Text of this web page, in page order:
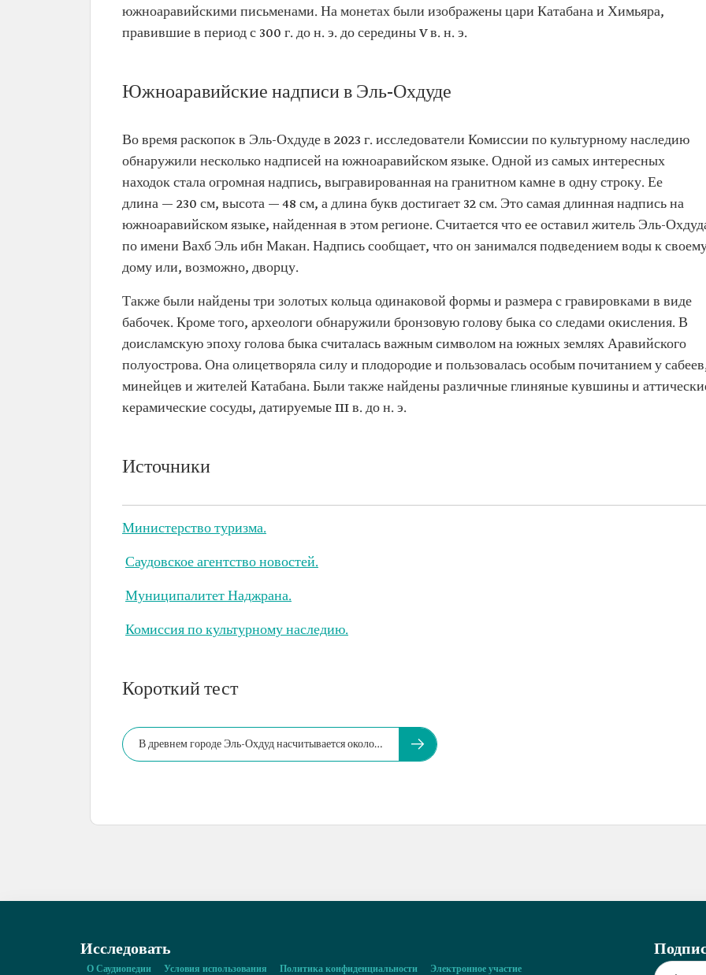
южноаравийскими письменами. На монетах были изображены цари Катабана и Химьяра,
правившие в период с 300 г. до н. э. до середины V в. н. э.
Южноаравийские надписи в Эль-Охдуде
Во время раскопок в Эль-Охдуде в 2023 г. исследователи Комиссии по культурному наследию
обнаружили несколько надписей на южноаравийском языке. Одной из самых интересных
находок стала огромная надпись, выгравированная на гранитном камне в одну строку. Ее
длина — 230 см, высота — 48 см, а длина букв достигает 32 см. Это самая длинная надпись на
южноаравийском языке, найденная в этом регионе. Считается что ее оставил житель Эль-
по имени Вахб Эль ибн Макан. Надпись сообщает, что он занимался подведением воды к
дому или, возможно, дворцу.
Также были найдены три золотых кольца одинаковой формы и размера с гравировками в виде
бабочек. Кроме того, археологи обнаружили бронзовую голову быка со следами окисления. В
доисламскую эпоху голова быка считалась важным символом на южных землях Аравийского
полуострова. Она олицетворяла силу и плодородие и пользовалась особым почитанием у
минейцев и жителей Катабана. Были также найдены различные глиняные кувшины и
керамические сосуды, датируемые III в. до н. э.
Источники
Министерство туризма.
Саудовское агентство новостей.
Муниципалитет Наджрана.
Комиссия по культурному наследию.
Короткий тест
В древнем городе Эль-Охдуд насчитывается около…
Исследовать
О Саудиопедии Условия использования Политика конфиденциальности Электронное участие